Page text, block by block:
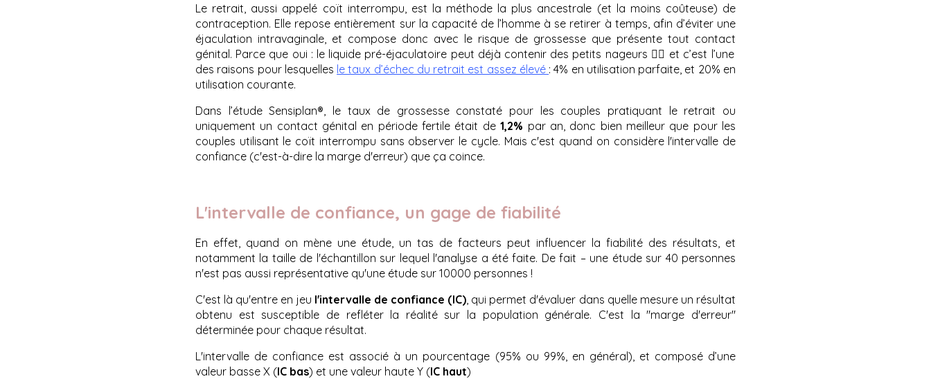
Le retrait, aussi appelé coït interrompu, est la méthode la plus ancestrale (et la moins coûteuse) de
contraception. Elle repose entièrement sur la capacité de l’homme à se retirer à temps, afin d’éviter une
éjaculation intravaginale, et compose donc avec le risque de grossesse que présente tout contact
génital. Parce que oui : le liquide pré-éjaculatoire peut déjà contenir des petits nageurs 🏊‍♂️ et c’est l’une
des raisons pour lesquelles le taux d’échec du retrait est assez élevé : 4% en utilisation parfaite, et 20% en
utilisation courante.
Dans l’étude Sensiplan®, le taux de grossesse constaté pour les couples pratiquant le retrait ou
uniquement un contact génital en période fertile était de1,2% par an, donc bien meilleur que pour les
couples utilisant le coït interrompu sans observer le cycle. Mais c'est quand on considère l'intervalle de
confiance (c'est-à-dire la marge d'erreur) que ça coince.
L'intervalle de confiance, un gage de fiabilité
En effet, quand on mène une étude, un tas de facteurs peut influencer la fiabilité des résultats, et
notamment la taille de l'échantillon sur lequel l'analyse a été faite. De fait – une étude sur 40 personnes
n'est pas aussi représentative qu'une étude sur 10000 personnes !
C'est là qu'entre en jeu l'intervalle de confiance (IC) , qui permet d'évaluer dans quelle mesure un résultat
obtenu est susceptible de refléter la réalité sur la population générale. C'est la "marge d'erreur"
déterminée pour chaque résultat.
L'intervalle de confiance est associé à un pourcentage (95% ou 99%, en général), et composé d’une
valeur basse X (IC bas) et une valeur haute Y (IC haut)